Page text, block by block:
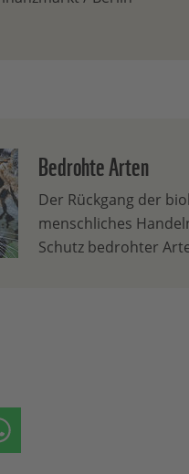
Bedrohte Arten
Der Rückgang der
menschliches
Schutz bedrohter
auf Bluesky